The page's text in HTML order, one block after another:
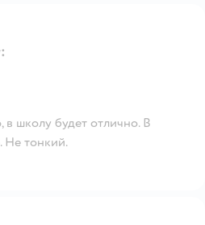
школу будет отлично. В
Не тонкий.